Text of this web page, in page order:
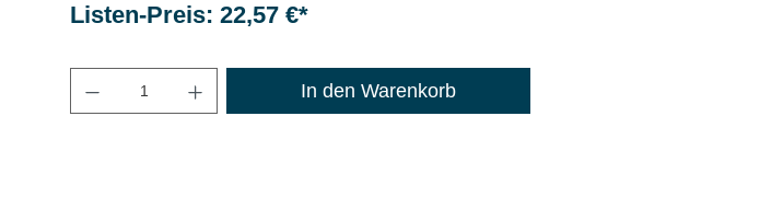
Listen-Preis: 22,57 €*
Maximale Bestellmenge: 1200
In den Warenkorb